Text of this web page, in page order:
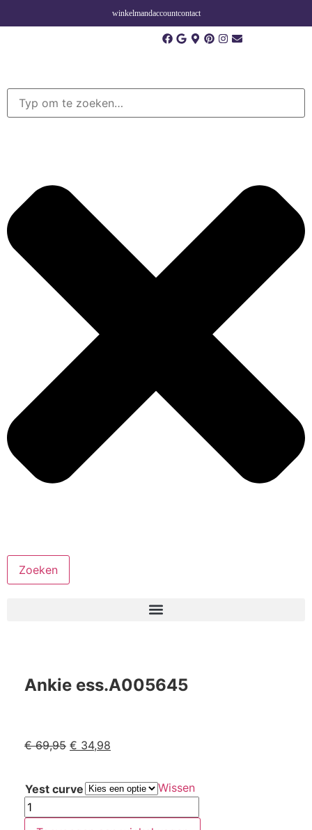
winkelmandaccountcontact
Zoeken
Ankie ess.A005645
€69,95 € 34,98
Yest curve Wissen